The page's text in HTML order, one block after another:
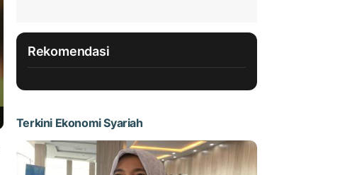
Rekomendasi
Terkini Ekonomi Syariah